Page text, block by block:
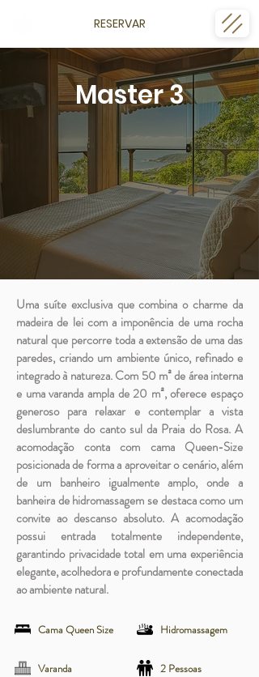
RESERVAR
Master 3
Uma suíte exclusiva que combina o charme da
madeira de lei com a imponência de uma rocha
natural que percorre toda a extensão de uma das
paredes, criando um ambiente único, refinado e
integrado à natureza. Com 50 m² de área interna
e uma varanda ampla de 20 m², oferece espaço
generoso para relaxar e contemplar a vista
deslumbrante do canto sul da Praia do Rosa. A
acomodação conta com cama Queen-Size
posicionada de forma a aproveitar o cenário, além
de um banheiro igualmente amplo, onde a
banheira de hidromassagem se destaca como um
convite ao descanso absoluto. A acomodação
possui entrada totalmente independente,
garantindo privacidade total em uma experiência
elegante, acolhedora e profundamente conectada
ao ambiente natural.
Cama Queen Size
Varanda
Hidromassagem
2 Pessoas